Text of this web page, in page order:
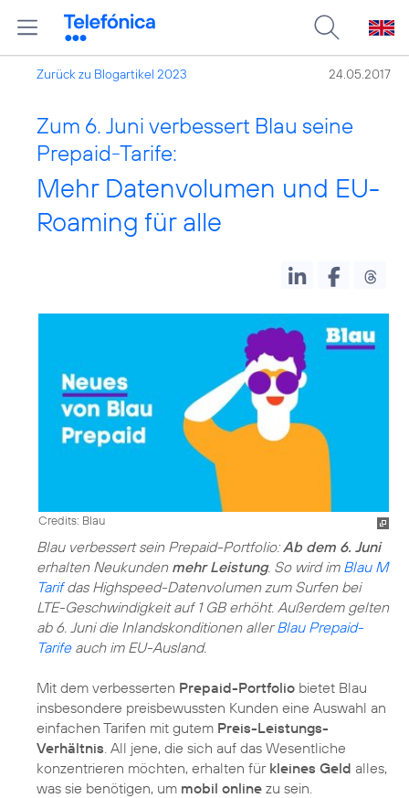
Zurück zu Blogartikel 2023 24.05.2017
Zum 6. Juni verbessert Blau seine
Prepaid-Tarife:
Mehr Datenvolumen und EU-
Roaming für alle
Credits: Blau
Blau verbessert sein Prepaid-Portfolio:Ab dem 6. Juni
erhalten Neukunden mehr Leistung. So wird im Blau M
Tarifdas Highspeed-Datenvolumen zum Surfen bei
LTE-Geschwindigkeit auf 1 GB erhöht. Außerdem gelten
ab 6. Juni die Inlandskonditionen allerBlau Prepaid-
Tarifeauch im EU-Ausland.
Mit dem verbesserten Prepaid-Portfolio bietet Blau
insbesondere preisbewussten Kunden eine Auswahl an
einfachen Tarifen mit gutem Preis-Leistungs-
Verhältnis . All jene, die sich auf das Wesentliche
konzentrieren möchten, erhalten für kleines Geld alles,
was sie benötigen, um mobil online zu sein.